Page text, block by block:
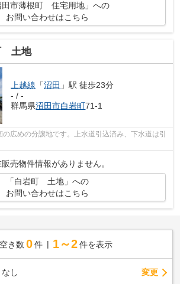
田市薄根町 住宅用地」への
お問い合わせはこちら
土地
上越線 「沼田 」駅 徒歩23分
- / -
群馬県沼田市白岩町71-1
広めの分譲地です。上水道引込済み、下水道は引
売物件情報がありません。
「白岩町 土地」への
お問い合わせはこちら
空き数 0 件 1～2 件を表示
なし 変更